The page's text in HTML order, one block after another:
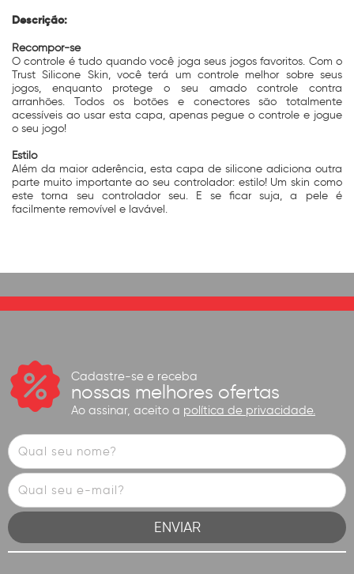
Descrição:
Recompor-se
O controle é tudo quando você joga seus jogos favoritos. Com o
Trust Silicone Skin, você terá um controle melhor sobre seus
jogos, enquanto protege o seu amado controle contra
arranhões. Todos os botões e conectores são totalmente
acessíveis ao usar esta capa, apenas pegue o controle e jogue
o seu jogo!
Estilo
Além da maior aderência, esta capa de silicone adiciona outra
parte muito importante ao seu controlador: estilo! Um skin como
este torna seu controlador seu. E se ficar suja, a pele é
facilmente removível e lavável.
Cadastre-se e receba
nossas melhores ofertas
Ao assinar, aceito a política de privacidade.